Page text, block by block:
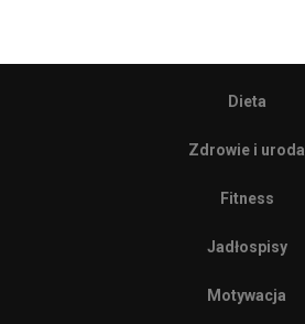
Dieta
Zdrowie i uroda
Fitness
Jadłospisy
Motywacja